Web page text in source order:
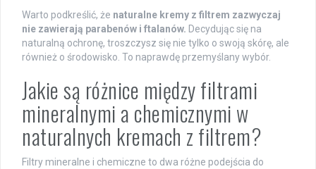
Warto podkreślić, że naturalne kremy z filtrem zazwyczaj
nie zawierają parabenów i ftalanów. Decydując się na
naturalną ochronę, troszczysz się nie tylko o swoją skórę, ale
również o środowisko. To naprawdę przemyślany wybór.
Jakie są różnice między filtrami
mineralnymi a chemicznymi w
naturalnych kremach z filtrem?
Filtry mineralne i chemiczne to dwa różne podejścia do